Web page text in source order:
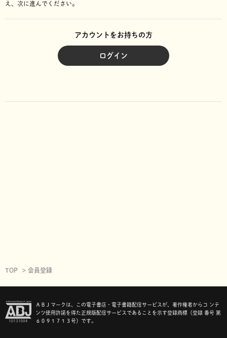
え、次に進んでください。
アカウントをお持ちの方
ログイン
TOP 会員登録
ＡＢＪマークは、この電子書店・電子書籍配信サービスが、著作権者からコ ンテ
ンツ使用許諾を得た正規版配信サービスであることを示す登録商標（登録 番号 第
６０９１７１３号）です。